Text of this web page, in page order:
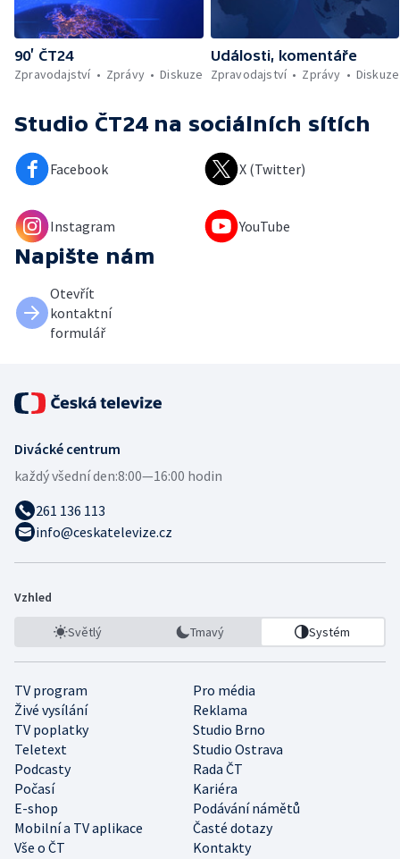
90’ ČT24
Zpravodajství
Zprávy Diskuze
Události, komentáře
Zpravodajství
Zprávy Diskuze
Studio ČT24 na sociálních sítích
Facebook X (Twitter)
Instagram YouTube
Napište nám
Otevřít
kontaktní
formulář
Divácké centrum
každý všední den:8:00—16:00 hodin
261 136 113
info@ceskatelevize.cz
Vzhled
Světlý Tmavý Systém
TV program
Pro média
Živé vysílání
Reklama
TV poplatky
Studio Brno
Teletext
Studio Ostrava
Podcasty
Rada ČT
Počasí
Kariéra
E-shop
Podávání námětů
Mobilní a TV aplikace
Časté dotazy
Vše o ČT
Kontakty